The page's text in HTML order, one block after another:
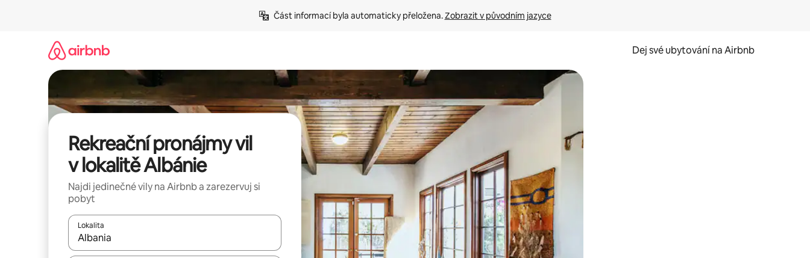
Část informací byla automaticky přeložena. Zobrazit v původním jazyce
Dej své ubytování na Airbnb
Rekreační pronájmy vil
v lokalitě Albánie
Najdi jedinečné vily na Airbnb a zarezervuj si
pobyt
Lokalita
Až budou výsledky k dispozici, můžeš si je procházet pomocí šipek nahoru a dolů, dotykem nebo přejetím prstem.